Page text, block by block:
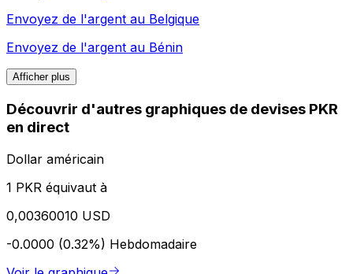
Envoyez de l'argent au Belgique
Envoyez de l'argent au Bénin
Afficher plus
Découvrir d'autres graphiques de devises PKR
en direct
Dollar américain
1 PKR équivaut à
0,00360010 USD
-0.0000 (0.32%) Hebdomadaire